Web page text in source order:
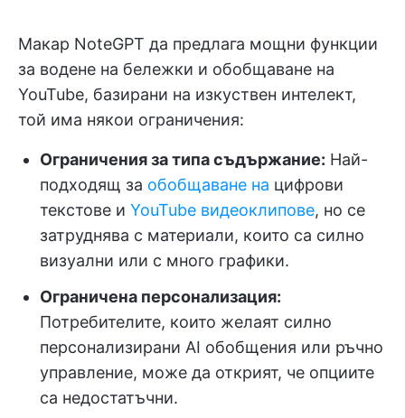
Макар NoteGPT да предлага мощни функции
за водене на бележки и обобщаване на
YouTube, базирани на изкуствен интелект,
той има някои ограничения:
Ограничения за типа съдържание: Най-
подходящ за обобщаване на цифрови
текстове и YouTube видеоклипове, но се
затруднява с материали, които са силно
визуални или с много графики.
Ограничена персонализация:
Потребителите, които желаят силно
персонализирани AI обобщения или ръчно
управление, може да открият, че опциите
са недостатъчни.